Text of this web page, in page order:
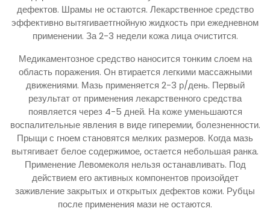
дефектов. Шрамы не остаются. Лекарственное средство
эффективно вытягиваетгнойную жидкость при ежедневном
применении. За 2-3 недели кожа лица очистится.
Медикаментозное средство наносится тонким слоем на
область поражения. Он втирается легкими массажными
движениями. Мазь применяется 2-3 р/день. Первый
результат от применения лекарственного средства
появляется через 4-5 дней. На коже уменьшаются
воспалительные явления в виде гиперемии, болезненности.
Прыщи с гноем становятся мелких размеров. Когда мазь
вытягивает белое содержимое, остается небольшая ранка.
Применение Левомеколя нельзя останавливать. Под
действием его активных компонентов произойдет
заживление закрытых и открытых дефектов кожи. Рубцы
после применения мази не остаются.